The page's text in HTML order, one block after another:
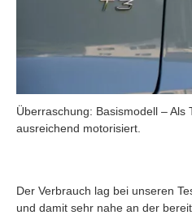
Überraschung: Basismodell – Als
ausreichend motorisiert.
Der Verbrauch lag bei unseren
und damit sehr nahe an der